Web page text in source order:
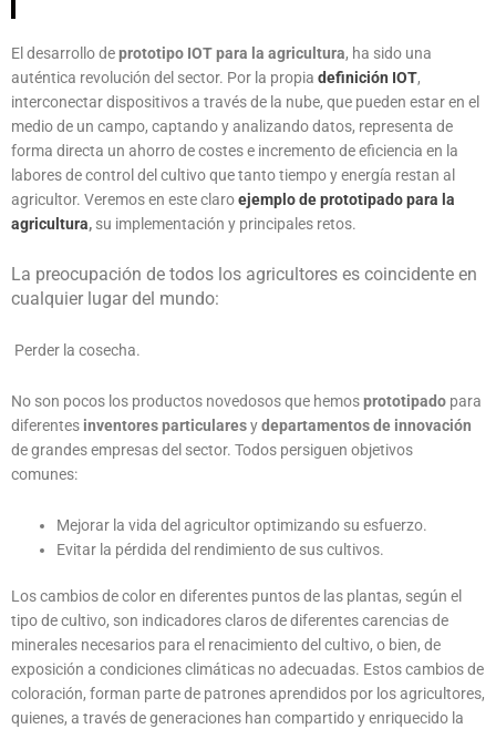
El desarrollo deprototipo IOT para la agricultura, ha sido una
auténtica revolución del sector. Por la propia definición IOT,
interconectar dispositivos a través de la nube, que pueden estar en el
medio de un campo, captando y analizando datos, representa de
forma directa un ahorro de costes e incremento de eficiencia en la
labores de control del cultivo que tanto tiempo y energía restan al
agricultor. Veremos en este claroejemplo de prototipado para la
agricultura, su implementación y principales retos.
La preocupación de todos los agricultores es coincidente en
cualquier lugar del mundo:
Perder la cosecha.
No son pocos los productos novedosos que hemosprototipado para
diferentes inventores particularesydepartamentos de innovación
de grandes empresasdel sector. Todos persiguen objetivos
comunes:
Mejorar la vida del agricultor optimizando su esfuerzo.
Evitar la pérdida del rendimiento de sus cultivos.
Los cambios de color en diferentes puntos de las plantas, según el
tipo de cultivo, son indicadores claros de diferentes carencias de
minerales necesarios para el renacimiento del cultivo, o bien, de
exposición a condiciones climáticas no adecuadas. Estos cambios de
coloración, forman parte de patrones aprendidos por los agricultores,
quienes, a través de generaciones han compartido y enriquecido la